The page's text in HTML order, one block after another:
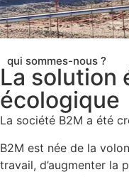
qui sommes-nous ?
La solution
écologique
La société B2M a été
B2M est née de la
travail, d’augmenter la